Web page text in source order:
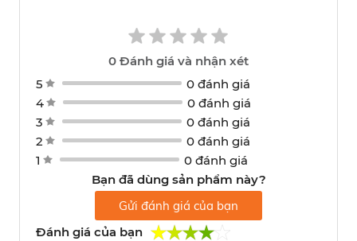
0 Đánh giá và nhận xét
5
0 đánh giá
4
0 đánh giá
3
0 đánh giá
2
0 đánh giá
1
0 đánh giá
Bạn đã dùng sản phẩm này?
Gửi đánh giá của bạn
Đánh giá của bạn